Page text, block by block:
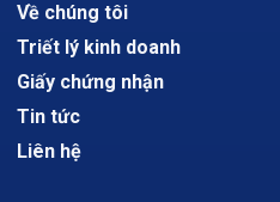
Về chúng tôi
Triết lý kinh doanh
Giấy chứng nhận
Tin tức
Liên hệ